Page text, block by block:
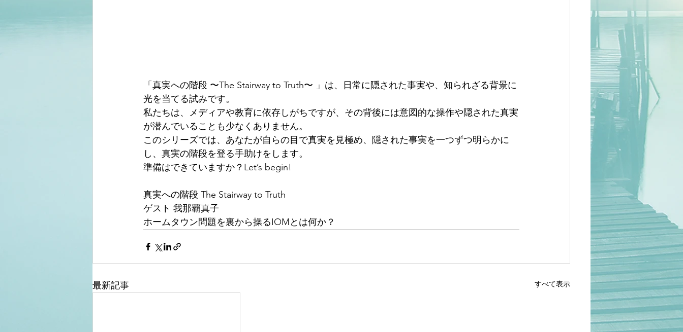
「真実への階段 〜The Stairway to Truth〜 」は、日常に隠された事実や、知られざる背景に
光を当てる試みです。
私たちは、メディアや教育に依存しがちですが、その背後には意図的な操作や隠された真実
が潜んでいることも少なくありません。
このシリーズでは、あなたが自らの目で真実を見極め、隠された事実を一つずつ明らかに
し、真実の階段を登る手助けをします。
準備はできていますか？Let’s begin!
真実への階段 The Stairway to Truth
ゲスト 我那覇真子
ホームタウン問題を裏から操るIOMとは何か？
最新記事 すべて表示